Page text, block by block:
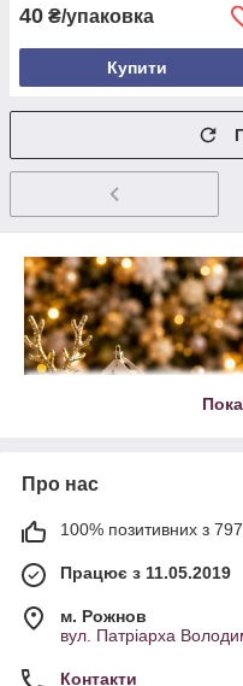
40 ₴/упаковка
Купити
Про нас
100% позитивних з 797
Працює з 11.05.2019
м. Рожнов
вул. Патріарха
Контакти